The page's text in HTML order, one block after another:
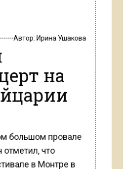
Автор:Ирина Ушакова
на
большом провале
отметил, что
в Монтре в